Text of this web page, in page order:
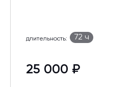
длительность: 72 ч
25 000 ₽